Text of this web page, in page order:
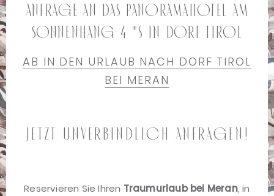
Anfrage an das Panoramahotel Am
Sonnenhang 4 *S in Dorf Tirol
AB IN DEN URLAUB NACH DORF TIROL
BEI MERAN
Jetzt unverbindlich anfragen!
Reservieren Sie Ihren Traumurlaub bei Meran, in